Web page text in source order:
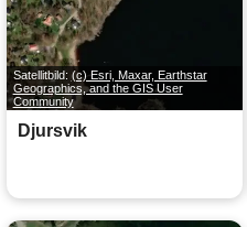
Satellitbild: (c) Esri, Maxar, Earthstar
Geographics, and the GIS User
Community
Djursvik